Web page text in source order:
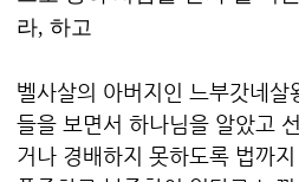
라, 하고
벨사살의 아버지인 느부갓네
들을 보면서 하나님을 알았고
거나 경배하지 못하도록 법까